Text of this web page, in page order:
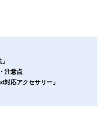
注意点
対応アクセサリー」